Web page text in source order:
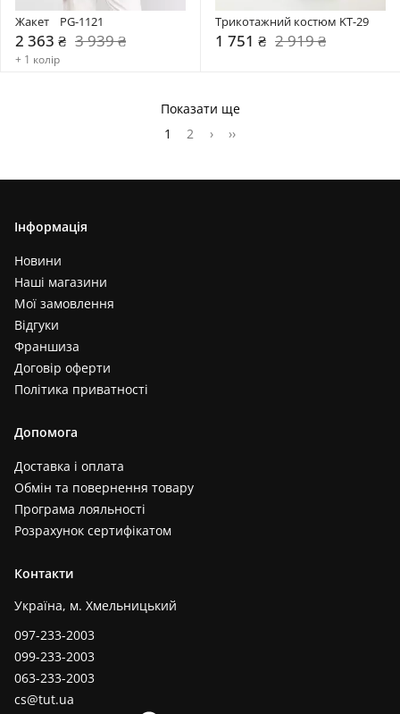
Жакет    PG-1121
2 363 ₴ 3 939 ₴
+ 1 колір
Трикотажний костюм KT-29
1 751 ₴ 2 919 ₴
Показати ще
1
2 › ››
Інформація
Новини
Наші магазини
Мої замовлення
Відгуки
Франшиза
Договір оферти
Політика приватності
Допомога
Доставка і оплата
Обмін та повернення товару
Програма лояльності
Розрахунок сертифікатом
Контакти
Україна, м. Хмельницький
097-233-2003
099-233-2003
063-233-2003
cs@tut.ua